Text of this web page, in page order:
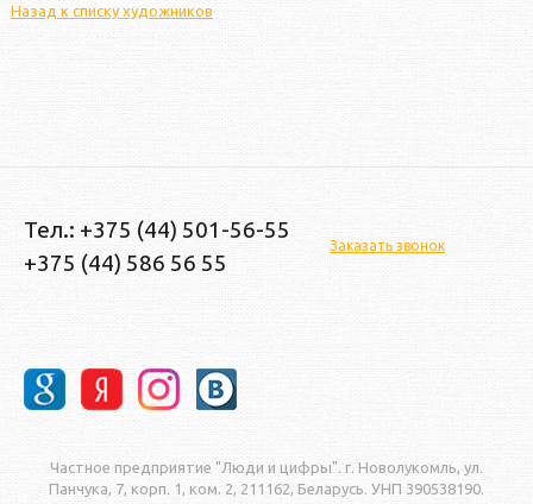
Назад к списку художников
Тел.: +375 (44) 501-56-55
+375 (44) 586 56 55
Заказать звонок
Частное предприятие "Люди и цифры". г. Новолукомль, ул.
Панчука, 7, корп. 1, ком. 2, 211162, Беларусь. УНП 390538190.